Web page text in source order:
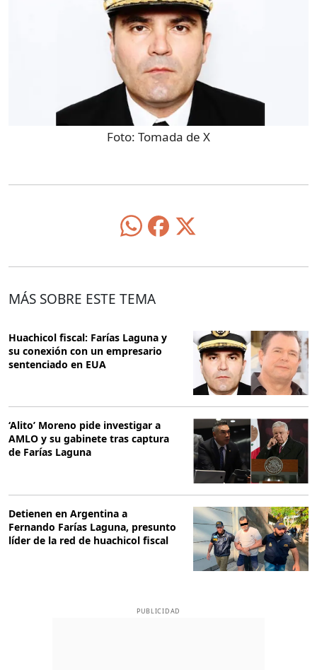
Foto: Tomada de X
MÁS SOBRE ESTE TEMA
Huachicol fiscal: Farías Laguna y
su conexión con un empresario
sentenciado en EUA
‘Alito’ Moreno pide investigar a
AMLO y su gabinete tras captura
de Farías Laguna
Detienen en Argentina a
Fernando Farías Laguna, presunto
líder de la red de huachicol fiscal
PUBLICIDAD